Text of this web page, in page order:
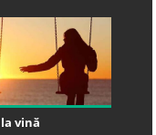
vină